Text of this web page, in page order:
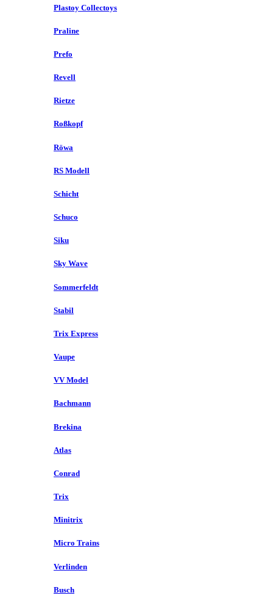
Plastoy Collectoys
Praline
Prefo
Revell
Rietze
Roßkopf
Röwa
RS Modell
Schicht
Schuco
Siku
Sky Wave
Sommerfeldt
Stabil
Trix Express
Vaupe
VV Model
Bachmann
Brekina
Atlas
Conrad
Trix
Minitrix
Micro Trains
Verlinden
Busch